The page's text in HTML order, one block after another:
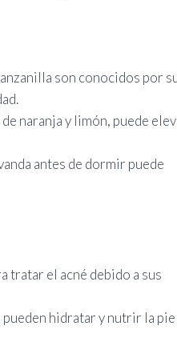
son conocidos por
naranja y limón, puede
antes de dormir puede
tratar el acné debido a sus
hidratar y nutrir la